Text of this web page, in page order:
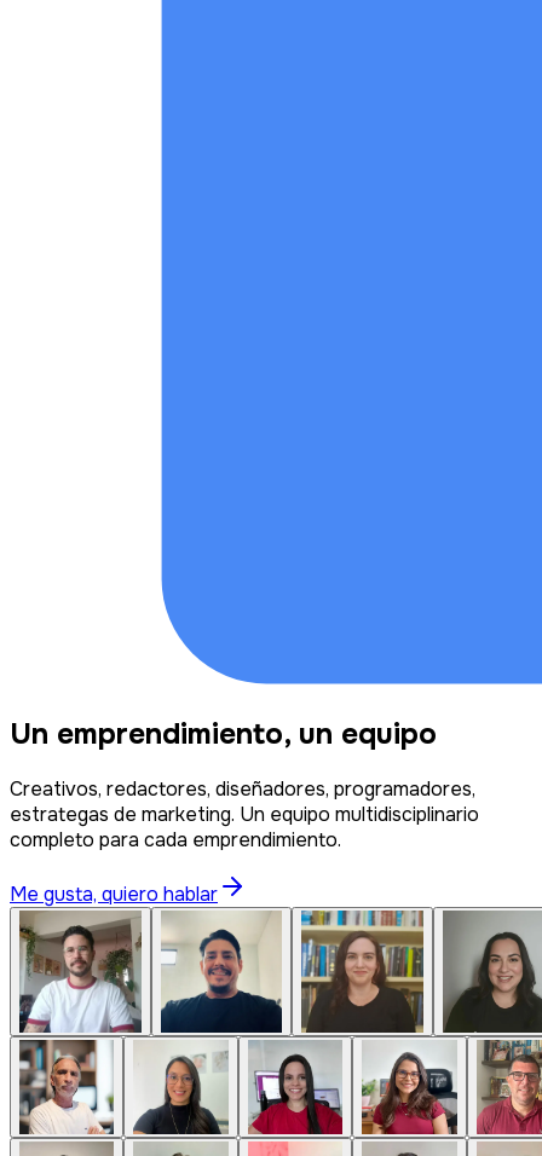
Un emprendimiento, un equipo
Creativos, redactores, diseñadores, programadores,
estrategas de marketing. Un equipo multidisciplinario
completo para cada emprendimiento.
Me gusta, quiero hablar